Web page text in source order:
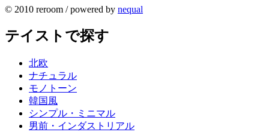
© 2010 reroom / powered by nequal
テイストで探す
北欧
ナチュラル
モノトーン
韓国風
シンプル・ミニマル
男前・インダストリアル